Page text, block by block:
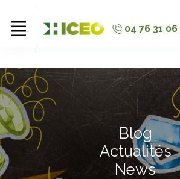
04 76 31 06
Blog
Actualités
News